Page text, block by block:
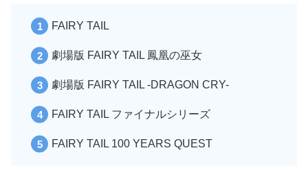
FAIRY TAIL
劇場版 FAIRY TAIL 鳳凰の巫女
劇場版 FAIRY TAIL -DRAGON CRY-
FAIRY TAIL ファイナルシリーズ
FAIRY TAIL 100 YEARS QUEST